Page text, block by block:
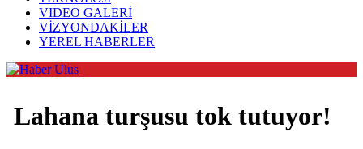
VIDEO GALERİ
VİZYONDAKİLER
YEREL HABERLER
Lahana turşusu tok tutuyor!